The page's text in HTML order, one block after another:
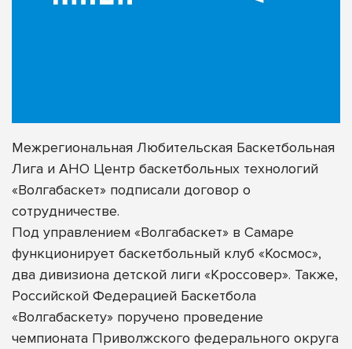
Межрегиональная Любительская Баскетбольная
Лига и АНО Центр баскетбольных технологий
«Волгабаскет» подписали договор о
сотрудничестве.
Под управлением «Волгабаскет» в Самаре
функционирует баскетбольный клуб «Космос»,
два дивизиона детской лиги «Кроссовер». Также,
Российской Федерацией Баскетбола
«Волгабаскету» поручено проведение
чемпионата Приволжского федерального округа